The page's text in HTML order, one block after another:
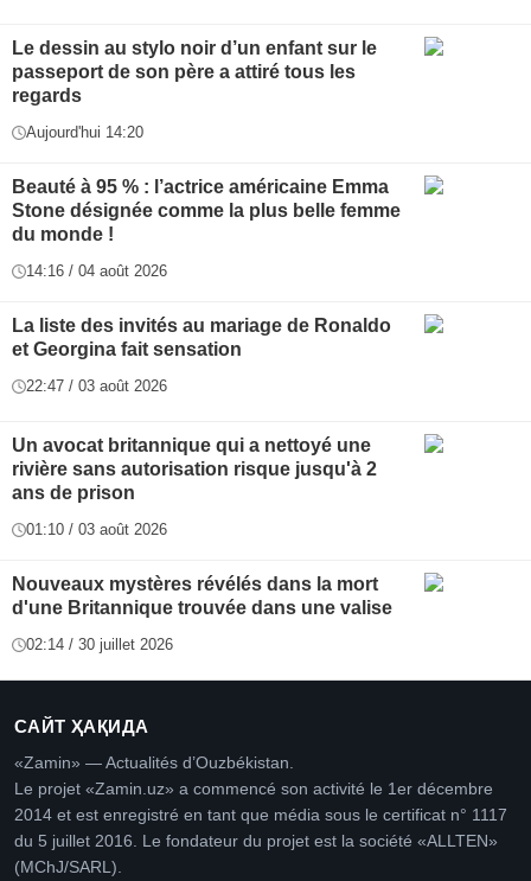
Le dessin au stylo noir d’un enfant sur le
passeport de son père a attiré tous les
regards
Aujourd'hui 14:20
Beauté à 95 % : l’actrice américaine Emma
Stone désignée comme la plus belle femme
du monde !
14:16 / 04 août 2026
La liste des invités au mariage de Ronaldo
et Georgina fait sensation
22:47 / 03 août 2026
Un avocat britannique qui a nettoyé une
rivière sans autorisation risque jusqu'à 2
ans de prison
01:10 / 03 août 2026
Nouveaux mystères révélés dans la mort
d'une Britannique trouvée dans une valise
02:14 / 30 juillet 2026
САЙТ ҲАҚИДА
«Zamin» — Actualités d’Ouzbékistan.
Le projet «Zamin.uz» a commencé son activité le 1er décembre
2014 et est enregistré en tant que média sous le certificat n° 1117
du 5 juillet 2016. Le fondateur du projet est la société «ALLTEN»
(MChJ/SARL).